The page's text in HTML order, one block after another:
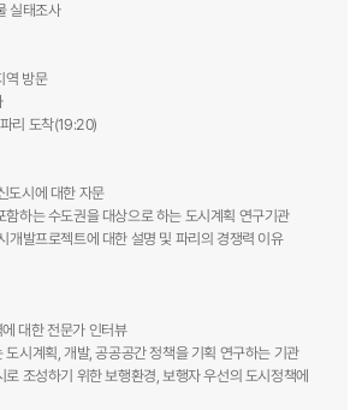
실태조사
역 방문
리 도착(19:20)
도시에 대한 자문
함하는 수도권을 대상으로 하는 도시계획 연구기관
개발프로젝트에 대한 설명 및 파리의 경쟁력 이유
대한 전문가 인터뷰
도시계획, 개발, 공공공간 정책을 기획 연구하는 기관
로 조성하기 위한 보행환경, 보행자 우선의 도시정책에